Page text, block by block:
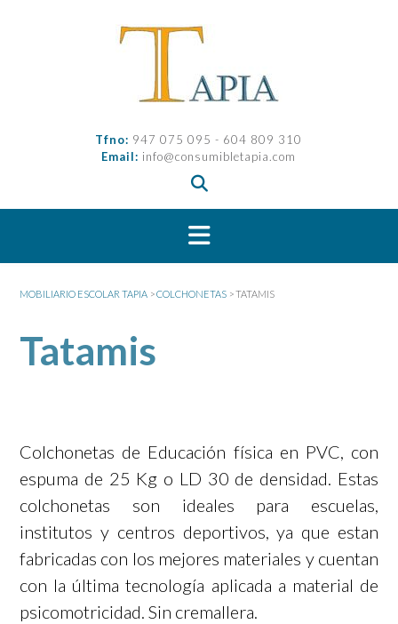
Tfno: 947 075 095 - 604 809 310
Email: info@consumibletapia.com
MOBILIARIO ESCOLAR TAPIA >COLCHONETAS >TATAMIS
Tatamis
Colchonetas de Educación física en PVC, con
espuma de 25 Kg o LD 30 de densidad. Estas
colchonetas son ideales para escuelas,
institutos y centros deportivos, ya que estan
fabricadas con los mejores materiales y cuentan
con la última tecnología aplicada a material de
psicomotricidad. Sin cremallera.